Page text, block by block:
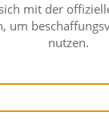
mit der
um
nutzen.